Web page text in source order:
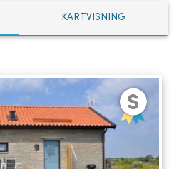
KARTVISNING